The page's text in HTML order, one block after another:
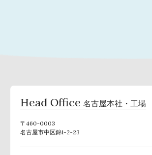
Head Office 名古屋本社・工場
〒460-0003
名古屋市中区錦1-2-23